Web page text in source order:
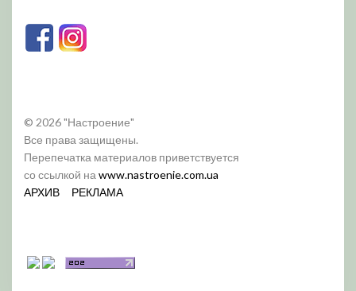
© 2026 "Настроение"
Все права защищены.
Перепечатка материалов приветствуется
со ссылкой на www.nastroenie.com.ua
АРХИВ
РЕКЛАМА